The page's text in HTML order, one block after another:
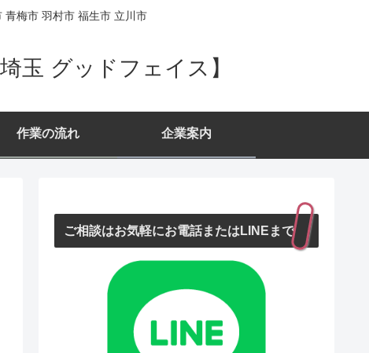
青梅市 羽村市 福生市 立川市
玉 グッドフェイス】
作業の流れ 企業案内
ご相談はお気軽にお電話またはLINEまで